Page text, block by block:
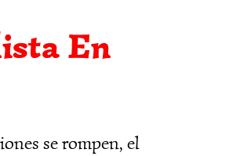
En
se rompen, el